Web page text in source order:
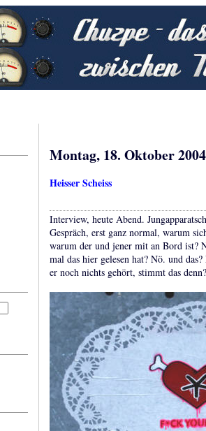
Montag, 18. Oktober 2004
Heisser Scheiss
Interview, heute Abend.
Gespräch, erst ganz normal, warum
warum der und jener mit an Bord ist?
mal das hier gelesen hat? Nö. und
er noch nichts gehört, stimmt das denn?